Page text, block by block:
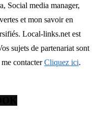
Social media manager,
et mon savoir en
Local-links.net est
sujets de partenariat sont
contacterCliquez ici.